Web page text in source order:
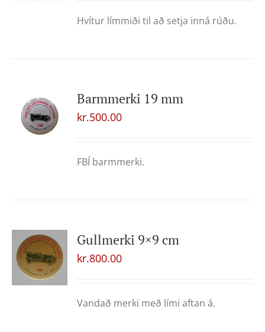
Hvítur límmiði til að setja inná rúðu.
Barmmerki 19 mm
kr.500.00
FBÍ barmmerki.
Gullmerki 9×9 cm
kr.800.00
Vandað merki með lími aftan á.